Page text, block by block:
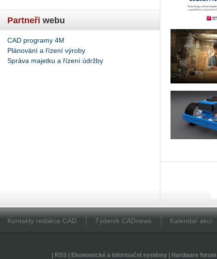
Partneři webu
CAD programy 4M
Plánování a řízení výroby
Správa majetku a řízení údržby
Kontakty redakce CAD Týdeník CADnews Kalendář akcí
RSS| Ekonomické a informační systémy| Hardware forum